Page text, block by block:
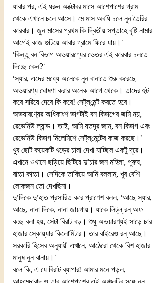
যাবার পর, এই ধরুন অক্টোবর মাসে আশেপাশের গ্রাম
থেকে এখানে চলে আসে। মে মাস অবধি চলে নুন তৈরির
কারবার। জুন মাসের প্রথম কি দ্বিতীয় সপ্তাহে বৃষ্টি নামার
আগেই কাজ গুটিয়ে আবার গ্রামে ফিরে যায়।'
‘কিন্তু বন বিভাগ অভয়ারণ্যের ভেতর এই কারবার চলতে
দিচ্ছে কেন?'
‘স্যার, এদের মধ্যে অনেকে নুন বানাতে শুরু করেছে
অভয়ারণ্য ঘোষণা করার অনেক আগে থেকে। তাদের হুট
করে সরিয়ে দেবে কি করে! সেট্‌ল্‌মেন্ট করতে হবে।
অভয়ারণ্যের অধিকাংশ ভাগটাই বন বিভাগের জমি নয়,
রেভেনিউ ল্যান্ড। তাই, আমি যতদূর জান, বন বিভাগ এবং
রেভেনিউ বিভাগ মিলেমিশে সেট্‌ল্‌মেন্টের কাজ করছে।'
খুব ছোট কয়েকটি খড়ের চালা দেখা যাচ্ছিল একটু দূরে।
এখানে ওখানে ছড়িয়ে ছিটিয়ে দু’চার জন মহিলা, পুরুষ,
বাচ্চা কাচ্চা। সেদিকে তাকিয়ে আমি বললাম, খুব বেশি
লোকজন তো দেখছিনা।
দু’দিকে দু’হাত প্রসারিত করে প্রাণেশ বলল, ‘আছে স্যার,
আছে, নানা দিকে, নানা জায়গায়। যাকে লিট্‌ল্‌ রন্‌ অফ
কচ্ছ বলা হয়, সেটা বিরাট বড়। শুধু অভয়ারণ্যই সাড়ে চার
হাজার স্কোয়্যার কিলোমিটার। তার বাইরেও রন্‌ আছে।
সরকারি হিসেব অনুযায়ী এখানে, আঠেরো থেকে বিশ হাজার
মানুষ নুন বানায়।'
বলে কি, এ যে বিরাট ব্যাপার! আমার মনে পড়ল,
আহমেদাবাদ ও তার আশেপাশের এই অঞ্চলটির সঙ্গে নুন